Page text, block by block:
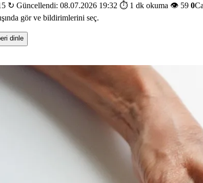
↻ Güncellendi: 08.07.2026 19:32 ⏱️ 1 dk okuma 👁️ 59 0
gör ve bildirimlerini seç.
dinle